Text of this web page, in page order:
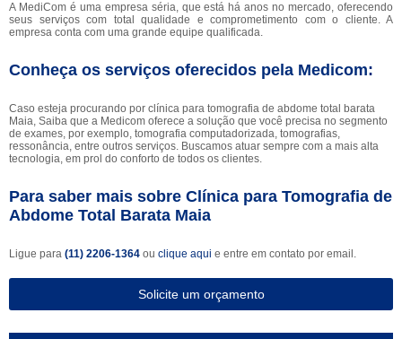
A MediCom é uma empresa séria, que está há anos no mercado, oferecendo
seus serviços com total qualidade e comprometimento com o cliente. A
empresa conta com uma grande equipe qualificada.
Conheça os serviços oferecidos pela Medicom:
Caso esteja procurando por clínica para tomografia de abdome total barata
Maia, Saiba que a Medicom oferece a solução que você precisa no segmento
de exames, por exemplo, tomografia computadorizada, tomografias,
ressonância, entre outros serviços. Buscamos atuar sempre com a mais alta
tecnologia, em prol do conforto de todos os clientes.
Para saber mais sobre Clínica para Tomografia de
Abdome Total Barata Maia
Ligue para (11) 2206-1364 ou clique aqui e entre em contato por email.
Solicite um orçamento